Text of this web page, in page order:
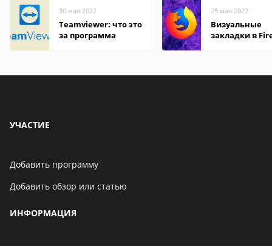
30 мая 2022
Teamviewer: что это
за программа
25 мая 2022
Визуальные
закладки в
УЧАСТИЕ
Добавить программу
Добавить обзор или статью
ИНФОРМАЦИЯ